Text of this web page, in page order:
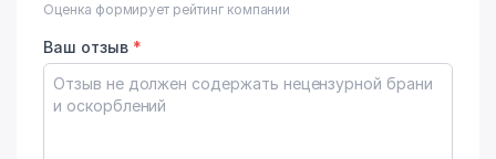
Оценка формирует рейтинг компании
Ваш отзыв *